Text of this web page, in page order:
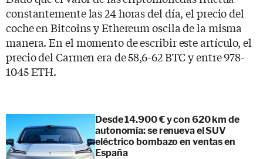
constantemente las 24 horas del día, el precio del
coche en Bitcoins y Ethereum oscila de la misma
manera. En el momento de escribir este artículo, el
precio del Carmen era de 58,6-62 BTC y entre 978-
1045 ETH.
Desde 14.900 € y con 620 km de
autonomía: se renueva el SUV
eléctrico bombazo en ventas en
España